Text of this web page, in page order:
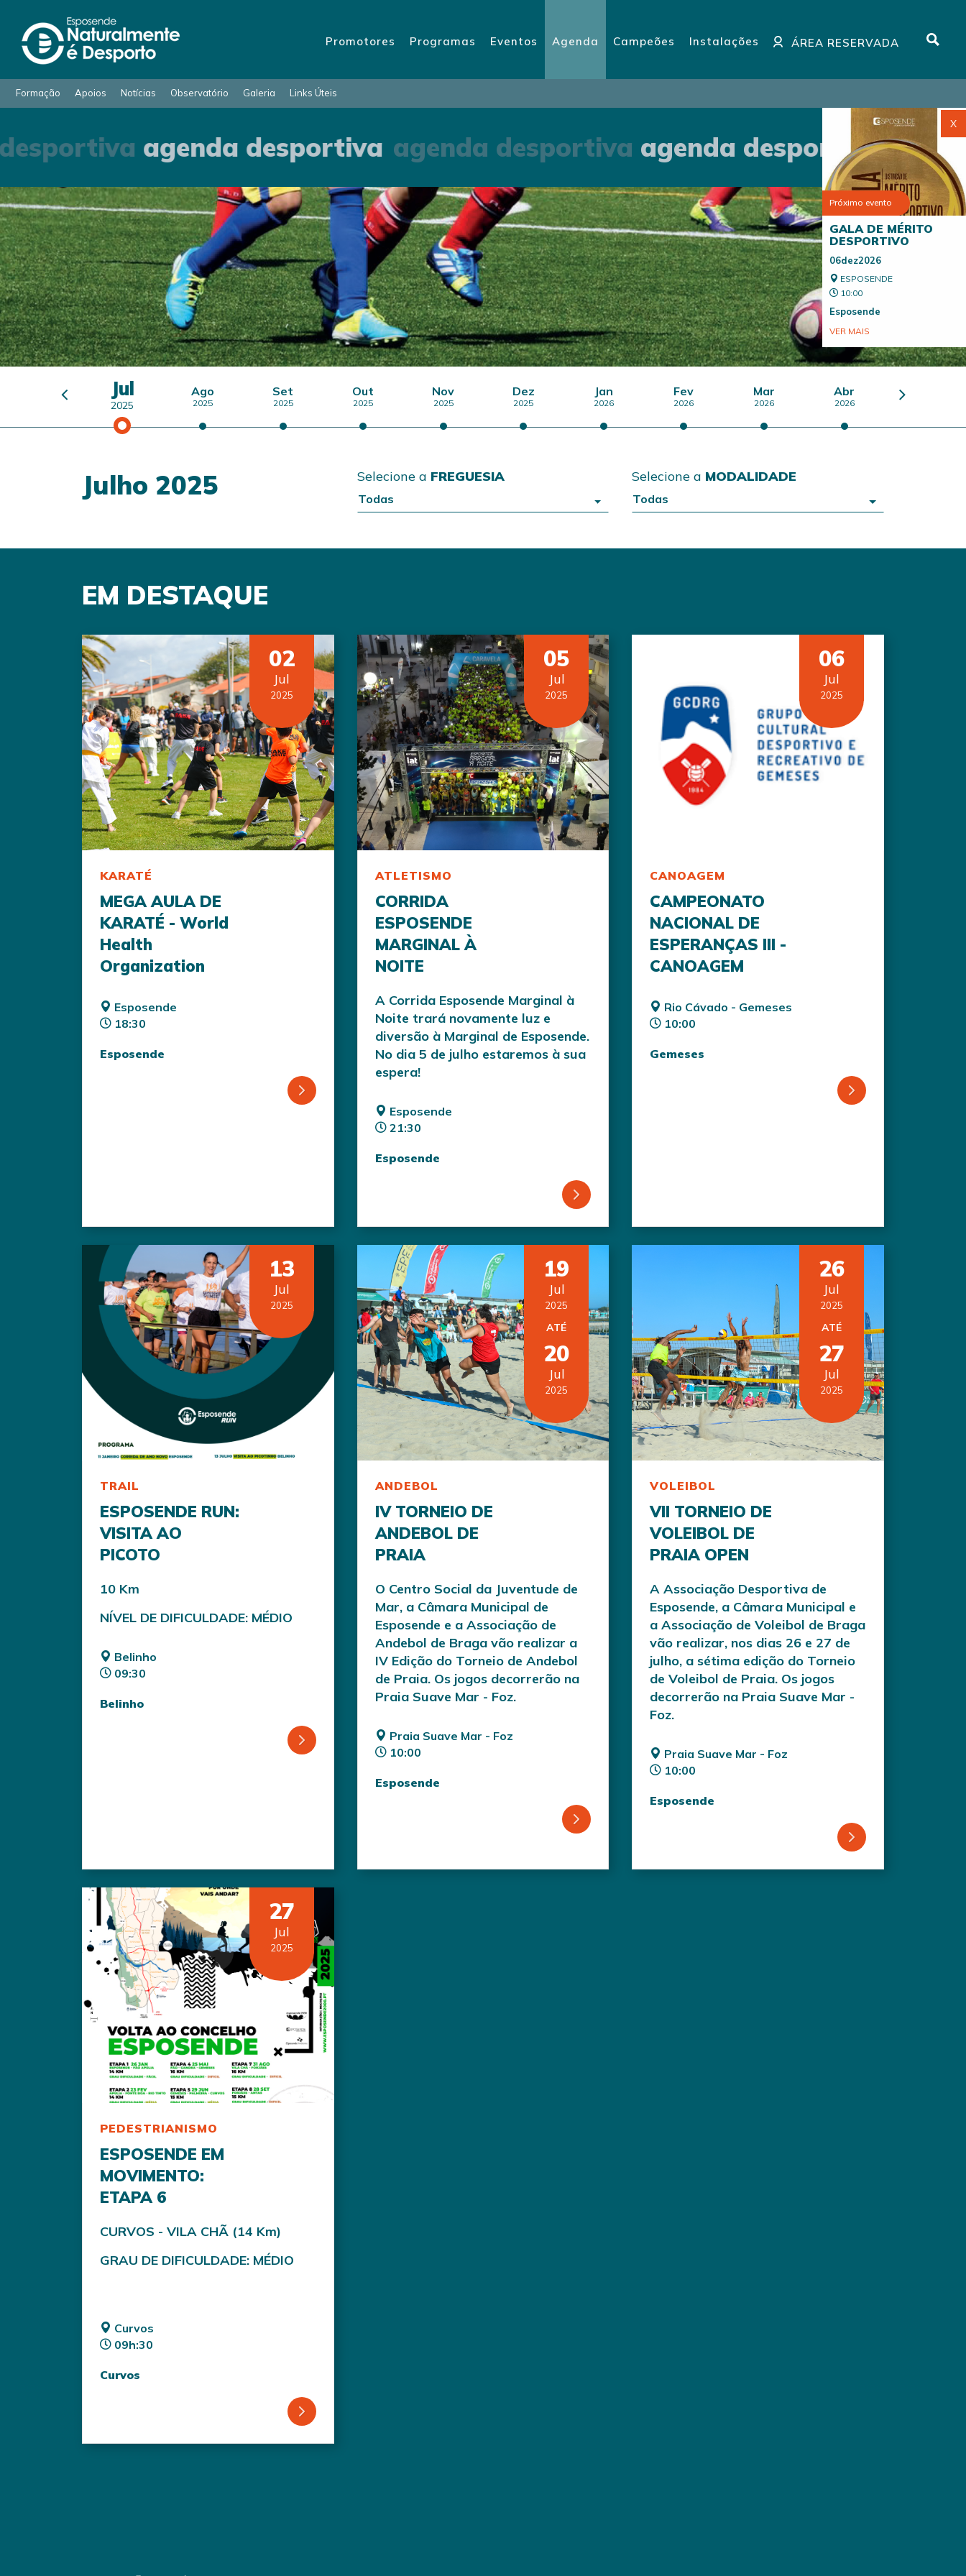
Promotores Programas Eventos Agenda Campeões Instalações ÁREA RESERVADA
Formação Apoios Notícias Observatório Galeria Links Úteis
X
Próximo evento
GALA DE MÉRITO
DESPORTIVO
06dez2026
ESPOSENDE
10:00
Esposende
VER MAIS
agenda desportivaagenda desportivaagenda desportiva
Jul
2025
Ago
2025
Set
2025
Out
2025
Nov
2025
Dez
2025
Jan
2026
Fev
2026
Mar
2026
Abr
2026
Julho 2025 Selecione a FREGUESIA
Todas
Selecione a MODALIDADE
Todas
EM DESTAQUE
02
Jul
2025
KARATÉ
MEGA AULA DE
KARATÉ - World
Health
Organization
Esposende
18:30
Esposende
05
Jul
2025
ATLETISMO
CORRIDA
ESPOSENDE
MARGINAL À
NOITE
A Corrida Esposende Marginal à
Noite trará novamente luz e
diversão à Marginal de Esposende.
No dia 5 de julho estaremos à sua
espera!
Esposende
21:30
Esposende
06
Jul
2025
CANOAGEM
CAMPEONATO
NACIONAL DE
ESPERANÇAS III -
CANOAGEM
Rio Cávado - Gemeses
10:00
Gemeses
13
Jul
2025
TRAIL
ESPOSENDE RUN:
VISITA AO
PICOTO
10 Km
NÍVEL DE DIFICULDADE: MÉDIO
Belinho
09:30
Belinho
19
Jul
2025
ATÉ
20
Jul
2025
ANDEBOL
IV TORNEIO DE
ANDEBOL DE
PRAIA
O Centro Social da Juventude de
Mar, a Câmara Municipal de
Esposende e a Associação de
Andebol de Braga vão realizar a
IV Edição do Torneio de Andebol
de Praia. Os jogos decorrerão na
Praia Suave Mar - Foz.
Praia Suave Mar - Foz
10:00
Esposende
26
Jul
2025
ATÉ
27
Jul
2025
VOLEIBOL
VII TORNEIO DE
VOLEIBOL DE
PRAIA OPEN
A Associação Desportiva de
Esposende, a Câmara Municipal e
a Associação de Voleibol de Braga
vão realizar, nos dias 26 e 27 de
julho, a sétima edição do Torneio
de Voleibol de Praia. Os jogos
decorrerão na Praia Suave Mar -
Foz.
Praia Suave Mar - Foz
10:00
Esposende
27
Jul
2025
PEDESTRIANISMO
ESPOSENDE EM
MOVIMENTO:
ETAPA 6
CURVOS - VILA CHÃ (14 Km)
GRAU DE DIFICULDADE: MÉDIO
Curvos
09h:30
Curvos